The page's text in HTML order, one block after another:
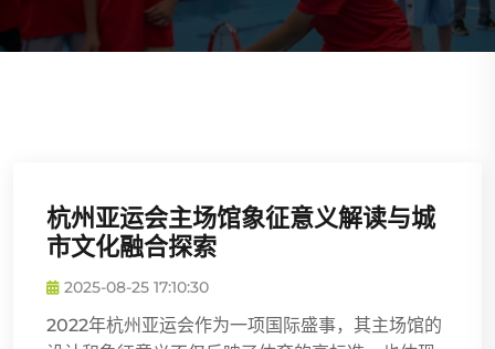
杭州亚运会主场馆象征意义解读与城
市文化融合探索
2025-08-25 17:10:30
2022年杭州亚运会作为一项国际盛事，其主场馆的